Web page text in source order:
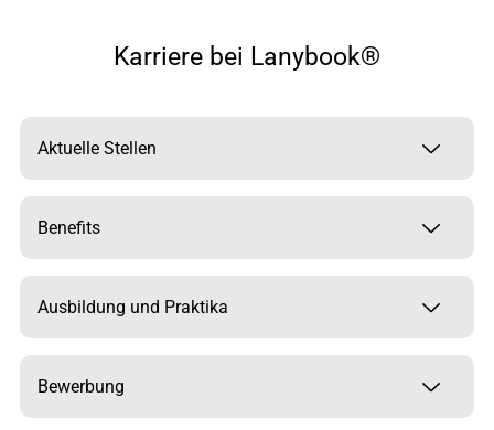
Karriere bei Lanybook®
Aktuelle Stellen
Benefits
Ausbildung und Praktika
Bewerbung